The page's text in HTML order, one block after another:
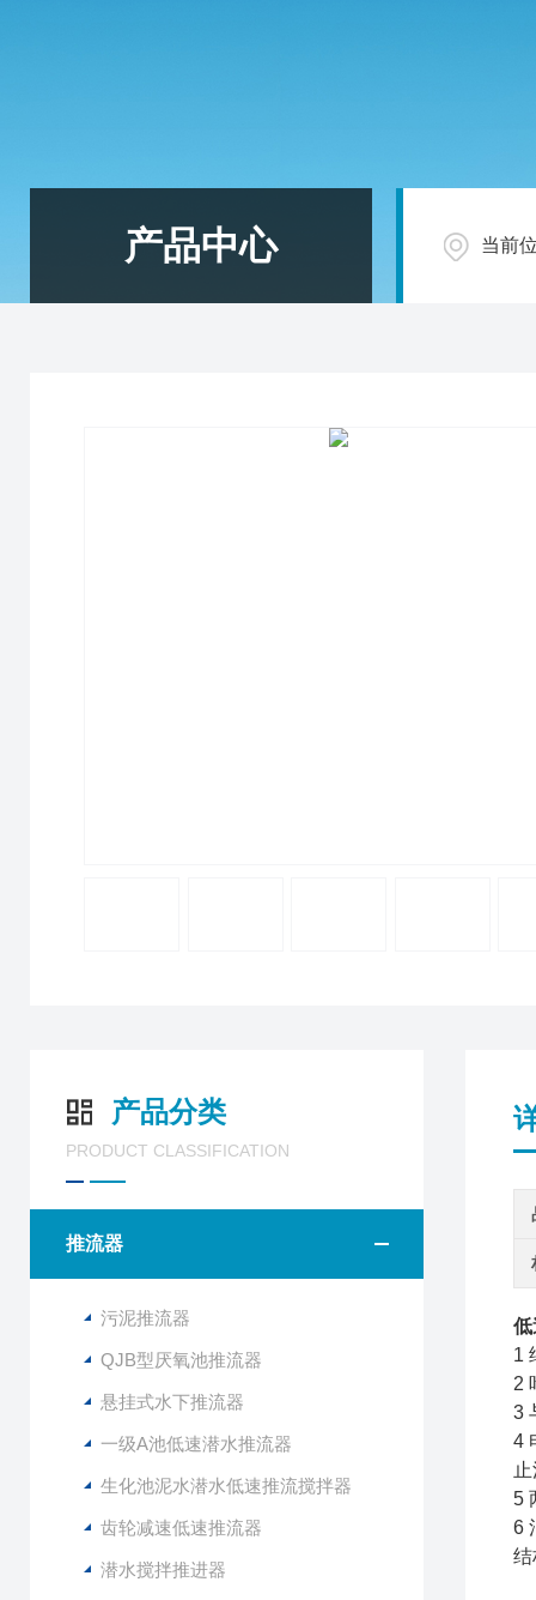
产品中心 当前
产品分类
PRODUCT CLASSIFICATION
推流器
污泥推流器
QJB型厌氧池推流器
悬挂式水下推流器
一级A池低速潜水推流器
生化池泥水潜水低速推流搅拌器
齿轮减速低速推流器
潜水搅拌推进器
低
1
2
3
4
5
6
结